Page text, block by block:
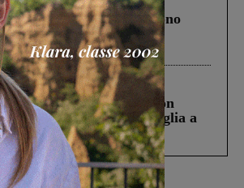
in A1 in cui morirono
e Franco. Lo schianto, il
ai sorpassi fra tir....
2026
una struttura di Castiglion
che aveva ucciso la figlia a